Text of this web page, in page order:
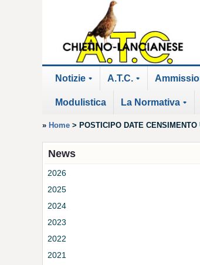
Notizie A.T.C.
Modulistica La Normativa
» Home > POSTICIPO DATE CENSIMENTO
News
2026
2025
2024
2023
2022
2021